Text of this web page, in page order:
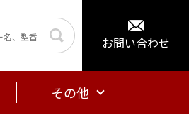
お問い合わせ
その他